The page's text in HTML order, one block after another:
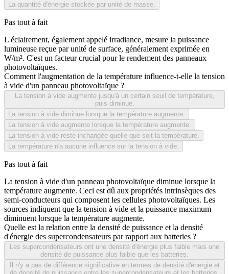
La quantité d'énergie stockée par unité de masse.
Pas tout à fait
L'éclairement, également appelé irradiance, mesure la puissance
lumineuse reçue par unité de surface, généralement exprimée en
W/m². C'est un facteur crucial pour le rendement des panneaux
photovoltaïques.
Comment l'augmentation de la température influence-t-elle la tension
à vide d'un panneau photovoltaïque ?
La tension à vide augmente jusqu'à un certain seuil de température,
puis diminue.
La tension à vide diminue lorsque la température augmente.
La tension à vide augmente lorsque la température augmente.
La tension à vide reste inchangée quelle que soit la température.
La température n'a aucune influence sur la tension à vide.
Pas tout à fait
La tension à vide d'un panneau photovoltaïque diminue lorsque la
température augmente. Ceci est dû aux propriétés intrinsèques des
semi-conducteurs qui composent les cellules photovoltaïques. Les
sources indiquent que la tension à vide et la puissance maximum
diminuent lorsque la température augmente.
Quelle est la relation entre la densité de puissance et la densité
d'énergie des supercondensateurs par rapport aux batteries ?
Les supercondensateurs ont une densité d'énergie plus faible mais une
densité de puissance plus faible que les batteries.
Il n'y a pas de différence significative en termes de densité d'énergie et